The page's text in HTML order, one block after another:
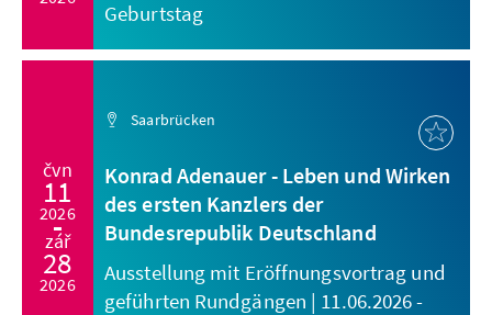
Geburtstag
čvn
11
2026
zář
28
2026
Saarbrücken
Konrad Adenauer - Leben und Wirken
des ersten Kanzlers der
Bundesrepublik Deutschland
Ausstellung mit Eröffnungsvortrag und
geführten Rundgängen | 11.06.2026 -